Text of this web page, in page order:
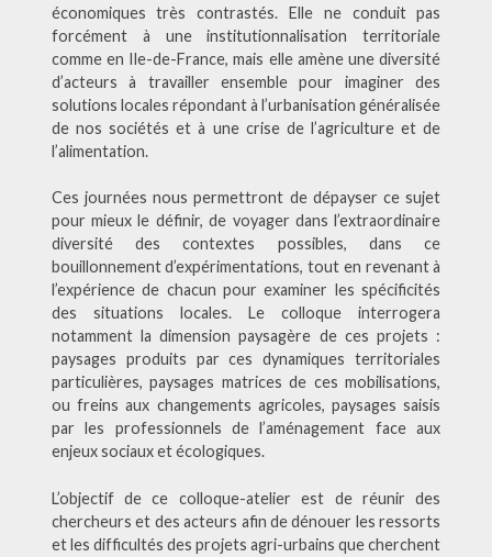
économiques très contrastés. Elle ne conduit pas
forcément à une institutionnalisation territoriale
comme en Ile-de-France, mais elle amène une diversité
d’acteurs à travailler ensemble pour imaginer des
solutions locales répondant à l’urbanisation généralisée
de nos sociétés et à une crise de l’agriculture et de
l’alimentation.
Ces journées nous permettront de dépayser ce sujet
pour mieux le définir, de voyager dans l’extraordinaire
diversité des contextes possibles, dans ce
bouillonnement d’expérimentations, tout en revenant à
l’expérience de chacun pour examiner les spécificités
des situations locales. Le colloque interrogera
notamment la dimension paysagère de ces projets :
paysages produits par ces dynamiques territoriales
particulières, paysages matrices de ces mobilisations,
ou freins aux changements agricoles, paysages saisis
par les professionnels de l’aménagement face aux
enjeux sociaux et écologiques.
L’objectif de ce colloque-atelier est de réunir des
chercheurs et des acteurs afin de dénouer les ressorts
et les difficultés des projets agri-urbains que cherchent